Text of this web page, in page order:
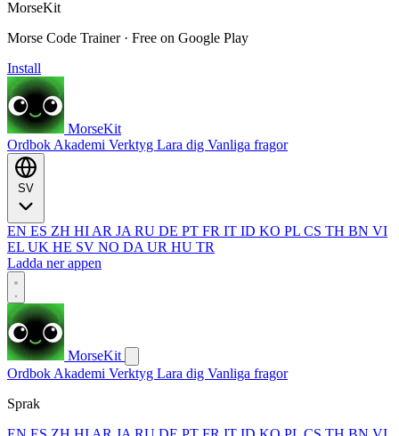
MorseKit
Morse Code Trainer · Free on Google Play
Install
MorseKit
Ordbok Akademi Verktyg Lara dig Vanliga fragor
EN ES ZH HI AR JA RU DE PT FR IT ID KO PL CS TH BN VI
EL UK HE SV NO DA UR HU TR
Ladda ner appen
MorseKit
Ordbok Akademi Verktyg Lara dig Vanliga fragor
Sprak